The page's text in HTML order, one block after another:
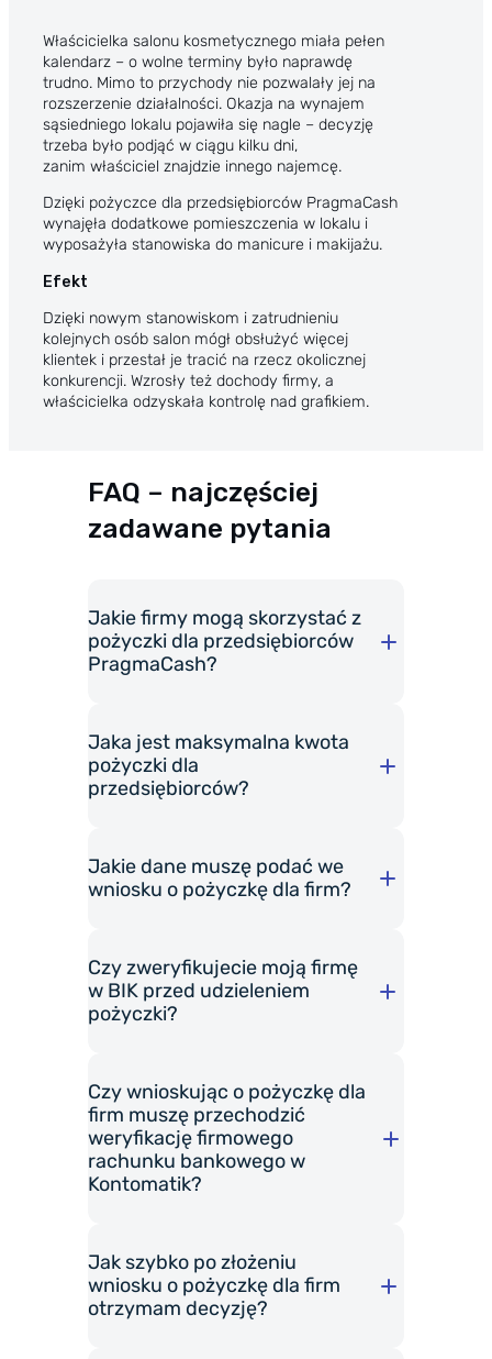
Właścicielka salonu kosmetycznego miała pełen
kalendarz – o wolne terminy było naprawdę
trudno. Mimo to przychody nie pozwalały jej na
rozszerzenie działalności. Okazja na wynajem
sąsiedniego lokalu pojawiła się nagle – decyzję
trzeba było podjąć w ciągu kilku dni,
zanim właściciel znajdzie innego najemcę.
Dzięki pożyczce dla przedsiębiorców PragmaCash
wynajęła dodatkowe pomieszczenia w lokalu i
wyposażyła stanowiska do manicure i makijażu.
Efekt
Dzięki nowym stanowiskom i zatrudnieniu
kolejnych osób salon mógł obsłużyć więcej
klientek i przestał je tracić na rzecz okolicznej
konkurencji. Wzrosły też dochody firmy, a
właścicielka odzyskała kontrolę nad grafikiem.
FAQ – najczęściej
zadawane pytania
Jakie firmy mogą skorzystać z
pożyczki dla przedsiębiorców
PragmaCash?
Jaka jest maksymalna kwota
pożyczki dla
przedsiębiorców?
Jakie dane muszę podać we
wniosku o pożyczkę dla firm?
poprosić o dane właściciela
firmy, takie jak imię i nazwisko,
PESEL czy numer dowodu
osobistego.
o dane przedstawiciela firmy,
takie jak imię i nazwisko.
Czy zweryfikujecie moją firmę
w BIK przed udzieleniem
pożyczki?
Czy wnioskując o pożyczkę dla
firm muszę przechodzić
weryfikację firmowego
rachunku bankowego w
Kontomatik?
Jak szybko po złożeniu
wniosku o pożyczkę dla firm
otrzymam decyzję?